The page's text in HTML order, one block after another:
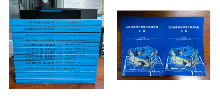
煤炭建设工程预算定额
黄金矿山工程预算定额 冶金工业矿山建设工程预
算定额2
冶金工业建设工程预算定
额
人防工程预算定额
电子工程概预算定额 有色工程预算定额